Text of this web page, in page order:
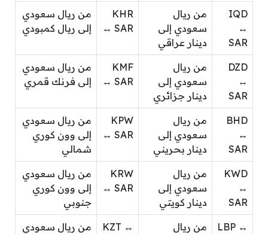
IQD
↔
SAR
من ريال
سعودي إلى
دينار عراقي
KHR
↔ SAR
من ريال سعودي
إلى ريال كمبودي
DZD
↔
SAR
من ريال
سعودي إلى
دينار جزائري
KMF
↔ SAR
من ريال سعودي
إلى فرنك قمري
BHD
↔
SAR
من ريال
سعودي إلى
دينار بحريني
KPW
↔ SAR
من ريال سعودي
إلى وون كوري
شمالي
KWD
↔
SAR
من ريال
سعودي إلى
دينار كويتي
KRW
↔ SAR
من ريال سعودي
إلى وون كوري
جنوبي
LBP ↔
من ريال
KZT ↔
من ريال سعودي